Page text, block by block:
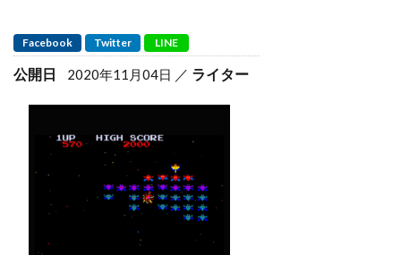
Facebook Twitter LINE
公開日 2020年11月04日 ライター